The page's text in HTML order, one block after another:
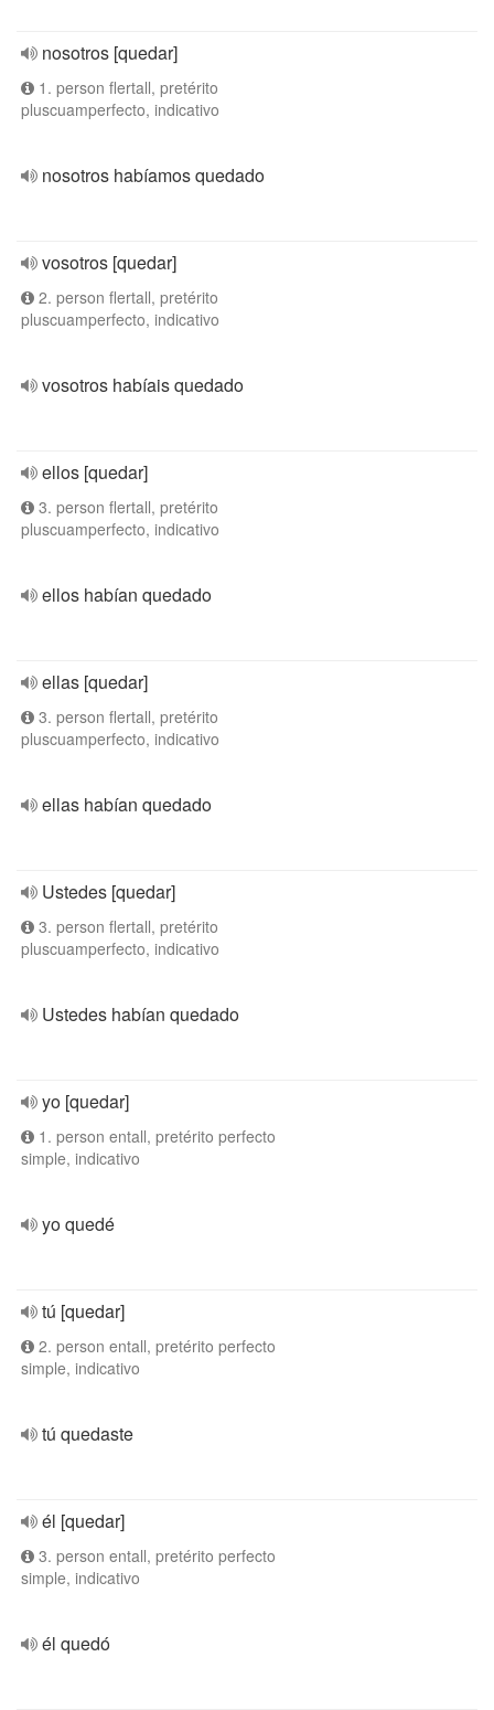
nosotros [quedar]
1. person flertall, pretérito
pluscuamperfecto, indicativo
nosotros habíamos quedado
vosotros [quedar]
2. person flertall, pretérito
pluscuamperfecto, indicativo
vosotros habíais quedado
ellos [quedar]
3. person flertall, pretérito
pluscuamperfecto, indicativo
ellos habían quedado
ellas [quedar]
3. person flertall, pretérito
pluscuamperfecto, indicativo
ellas habían quedado
Ustedes [quedar]
3. person flertall, pretérito
pluscuamperfecto, indicativo
Ustedes habían quedado
yo [quedar]
1. person entall, pretérito perfecto
simple, indicativo
yo quedé
tú [quedar]
2. person entall, pretérito perfecto
simple, indicativo
tú quedaste
él [quedar]
3. person entall, pretérito perfecto
simple, indicativo
él quedó